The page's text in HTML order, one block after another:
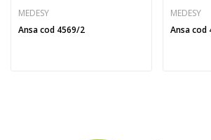
MEDESY
Ansa cod 4569/2
MEDESY
Ansa cod